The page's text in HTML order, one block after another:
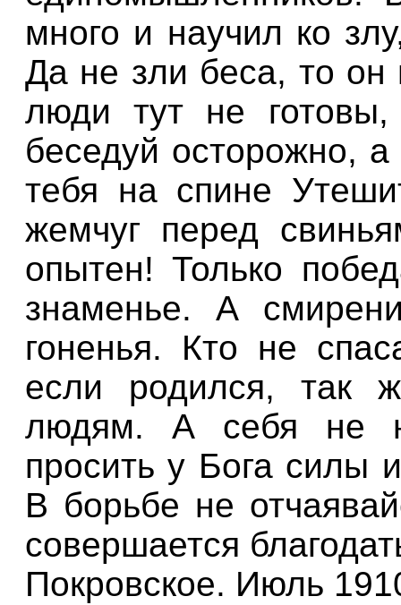
много и научил ко
Да не зли беса, то он
люди тут не
беседуй осторожно,
тебя на спине
жемчуг перед
опытен! Только
знаменье. А
гоненья. Кто не
если родился, так
людям. А себя не
просить у Бога силы
В борьбе не
совершается
Покровское. Июль